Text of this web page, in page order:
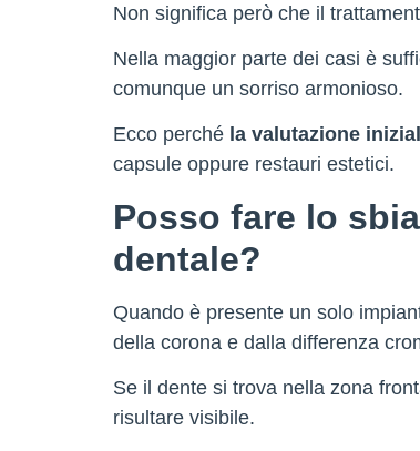
Non significa però che il
Nella maggior parte dei casi è
comunque un sorriso armonioso.
Ecco perché la valutazione
capsule oppure restauri estetici.
Posso fare lo
dentale?
Quando è presente un solo
della corona e dalla differenza
Se il dente si trova nella zona
risultare visibile.